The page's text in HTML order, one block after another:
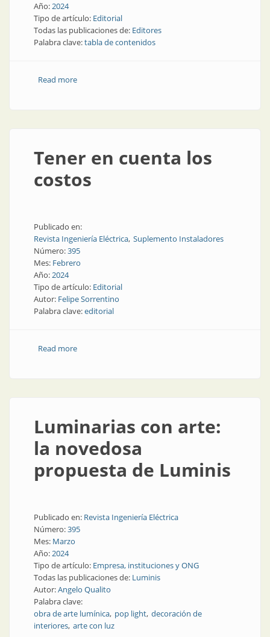
Año:2024
Tipo de artículo: Editorial
Todas las publicaciones de: Editores
Palabra clave:tabla de contenidos
Read moreabout Ingeniería Eléctrica 395 | En esta edición
Tener en cuenta los
costos
Publicado en:
Revista Ingeniería Eléctrica Suplemento Instaladores
Número:395
Mes: Febrero
Año:2024
Tipo de artículo: Editorial
Autor: Felipe Sorrentino
Palabra clave:editorial
Read moreabout Tener en cuenta los costos
Luminarias con arte:
la novedosa
propuesta de Luminis
Publicado en: Revista Ingeniería Eléctrica
Número:395
Mes: Marzo
Año:2024
Tipo de artículo: Empresa, instituciones y ONG
Todas las publicaciones de: Luminis
Autor:Angelo Qualito
Palabra clave:
obra de arte lumínica pop light decoración de
interiores arte con luz